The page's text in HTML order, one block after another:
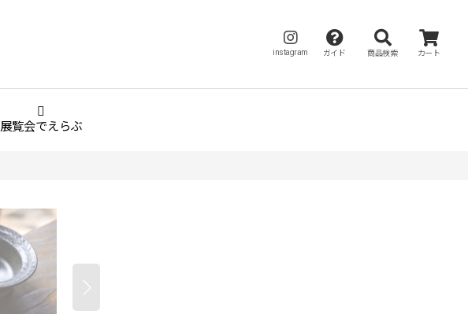
instagram ガイド 商品検索 カート
展覧会でえらぶ